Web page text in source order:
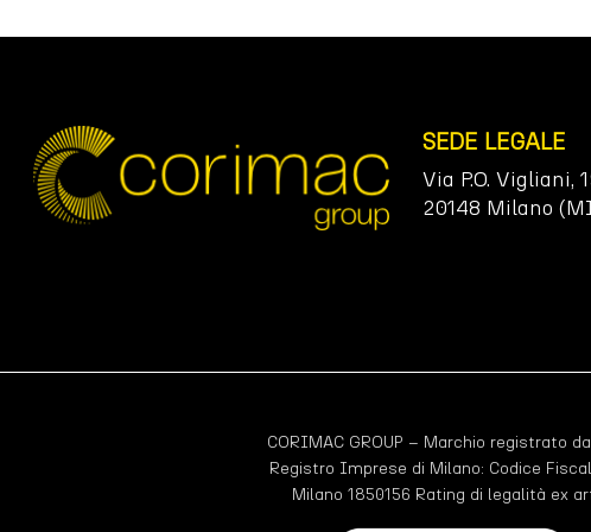
SEDE LEGALE
Via P.O. Vigliani,
20148 Milano
CORIMAC GROUP – Marchio registrato
Registro Imprese di Milano: Codice
Milano 1850156 Rating di legalità ex